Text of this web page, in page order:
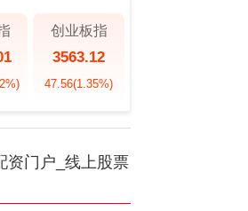
创业板指
3563.12
47.56(1.35%)
资门户_线上股票